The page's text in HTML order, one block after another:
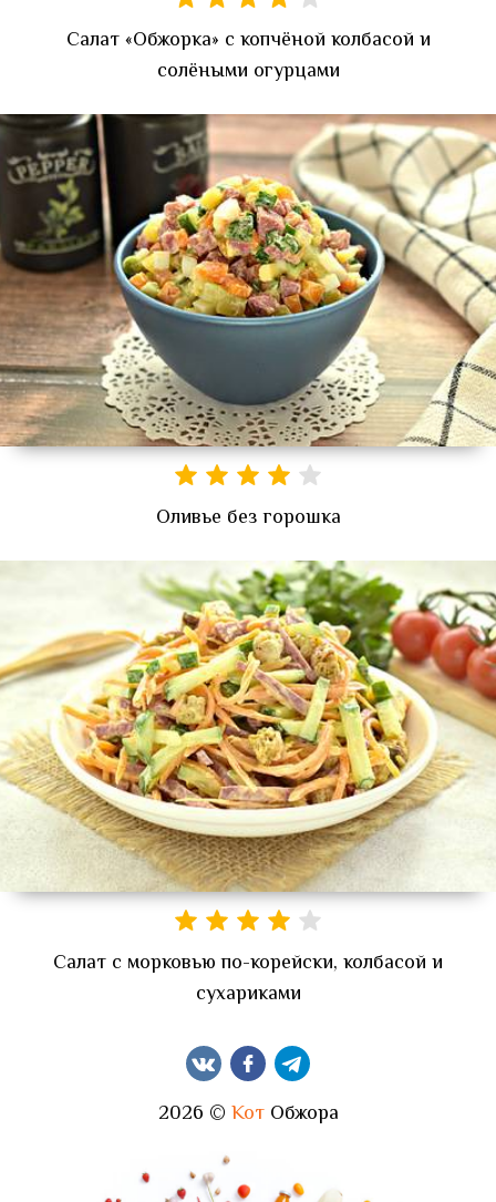
Салат «Обжорка» с копчёной колбасой и
солёными огурцами
Оливье без горошка
Салат с морковью по-корейски, колбасой и
сухариками
2026 © КотОбжора